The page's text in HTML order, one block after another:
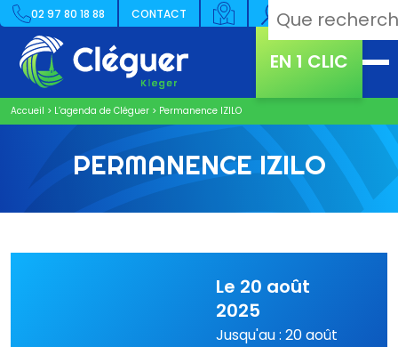
02 97 80 18 88 CONTACT
EN 1 CLIC
Accueil > L’agenda de Cléguer > Permanence IZILO
PERMANENCE IZILO
Le 20 août
2025
Jusqu'au : 20 août